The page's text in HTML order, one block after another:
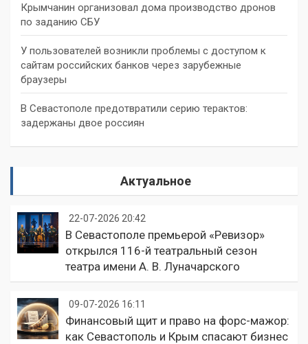
Крымчанин организовал дома производство дронов
по заданию СБУ
У пользователей возникли проблемы с доступом к
сайтам российских банков через зарубежные
браузеры
В Севастополе предотвратили серию терактов:
задержаны двое россиян
Актуальное
22-07-2026 20:42
В Севастополе премьерой «Ревизор»
открылся 116-й театральный сезон
театра имени А. В. Луначарского
09-07-2026 16:11
Финансовый щит и право на форс-мажор:
как Севастополь и Крым спасают бизнес